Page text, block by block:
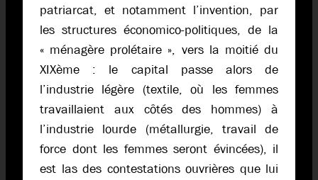
patriarcat, et notamment l’invention, par
les structures économico-politiques, de la
« ménagère prolétaire », vers la moitié du
XIXème : le capital passe alors de
l’industrie légère (textile, où les femmes
travaillaient aux côtés des hommes) à
l’industrie lourde (métallurgie, travail de
force dont les femmes seront évincées), il
est las des contestations ouvrières que lui